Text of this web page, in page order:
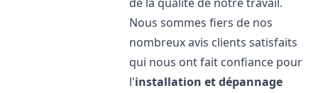
Nous sommes fiers de nos
nombreux avis clients satisfaits
qui nous ont fait confiance pour
l'installation et dépannage